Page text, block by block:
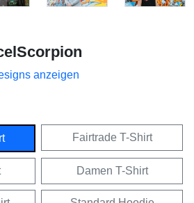
anzeigen
Fairtrade T-Shirt
Damen T-Shirt